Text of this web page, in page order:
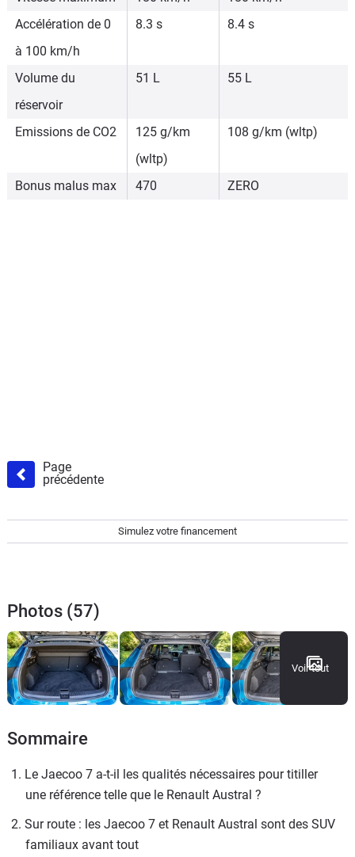
Accélération de 0
à 100 km/h
8.3 s 8.4 s
Volume du
réservoir
51 L 55 L
Emissions de CO2
125 g/km
(wltp)
108 g/km (wltp)
Bonus malus max 470 ZERO
Page
précédente
Simulez votre financement
Photos (57)
Voir tout
Sommaire
1. Le Jaecoo 7 a-t-il les qualités nécessaires pour titiller
une référence telle que le Renault Austral ?
2. Sur route : les Jaecoo 7 et Renault Austral sont des SUV
familiaux avant tout